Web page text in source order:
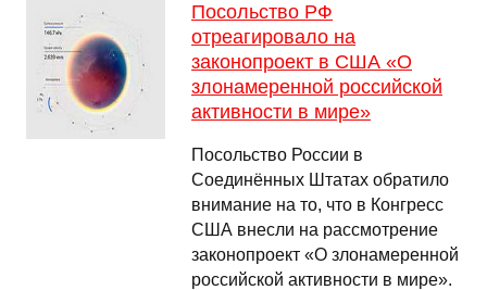
Посольство РФ
отреагировало на
законопроект в США «О
злонамеренной российской
активности в мире»
Посольство России в
Соединённых Штатах обратило
внимание на то, что в Конгресс
США внесли на рассмотрение
законопроект «О злонамеренной
российской активности в мире».